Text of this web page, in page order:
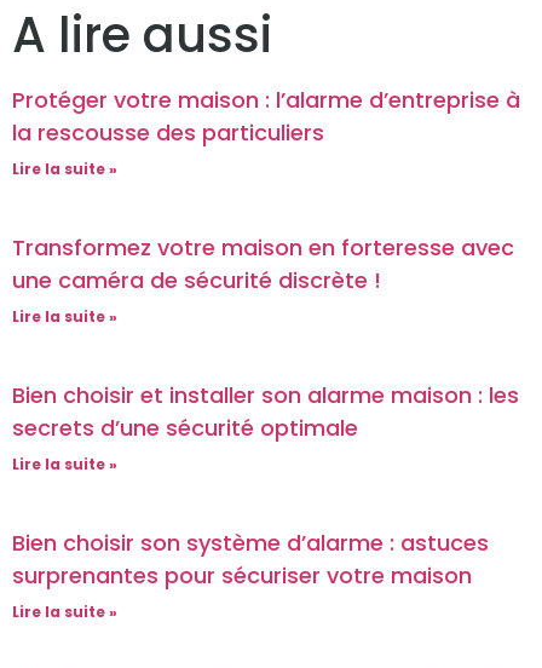
A lire aussi
Protéger votre maison : l’alarme d’entreprise à
la rescousse des particuliers
Lire la suite »
Transformez votre maison en forteresse avec
une caméra de sécurité discrète !
Lire la suite »
Bien choisir et installer son alarme maison : les
secrets d’une sécurité optimale
Lire la suite »
Bien choisir son système d’alarme : astuces
surprenantes pour sécuriser votre maison
Lire la suite »